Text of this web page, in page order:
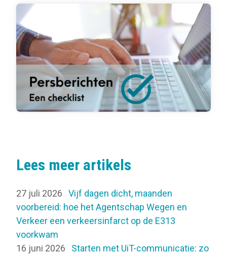
Lees meer artikels
27 juli 2026
Vijf dagen dicht, maanden
voorbereid: hoe het Agentschap Wegen en
Verkeer een verkeersinfarct op de E313
voorkwam
16 juni 2026
Starten met UiT-communicatie: zo